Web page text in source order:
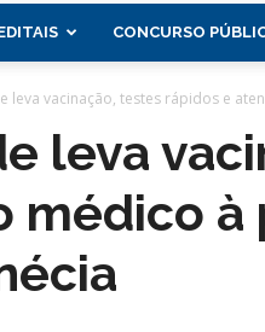
CONCURSO
leva vacinação, testes rápidos e
leva
médico à